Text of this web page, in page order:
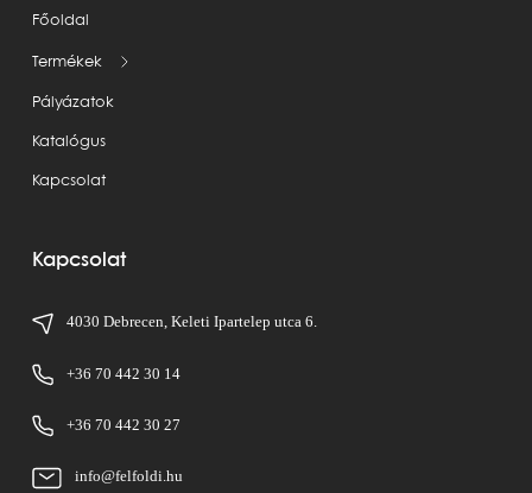
Főoldal
Termékek
Pályázatok
Katalógus
Kapcsolat
Kapcsolat
4030 Debrecen, Keleti Ipartelep utca 6.
+36 70 442 30 14
+36 70 442 30 27
info@felfoldi.hu